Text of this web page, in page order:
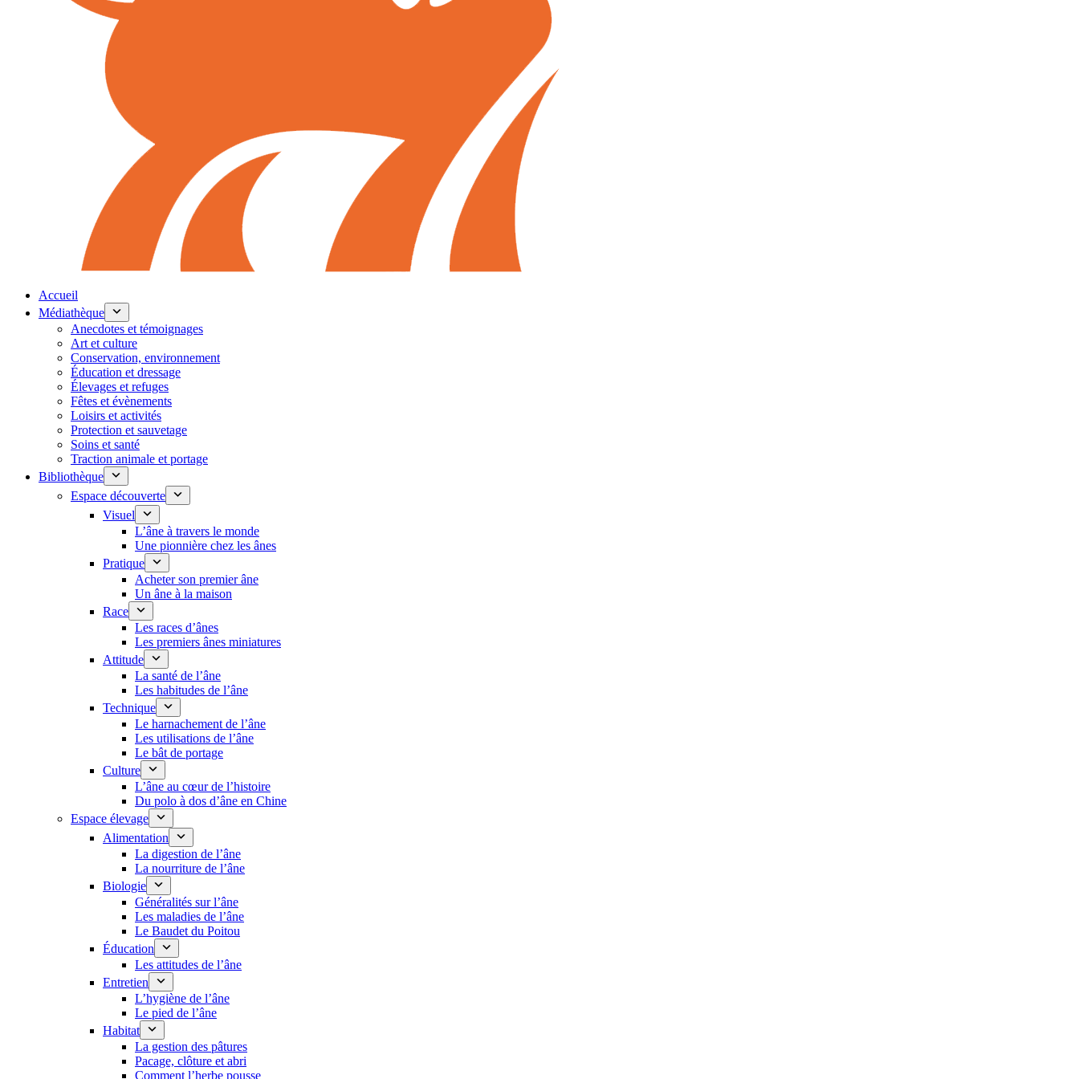
Accueil
Médiathèque
Anecdotes et témoignages
Art et culture
Conservation, environnement
Éducation et dressage
Élevages et refuges
Fêtes et évènements
Loisirs et activités
Protection et sauvetage
Soins et santé
Traction animale et portage
Bibliothèque
Espace découverte
Visuel
L’âne à travers le monde
Une pionnière chez les ânes
Pratique
Acheter son premier âne
Un âne à la maison
Race
Les races d’ânes
Les premiers ânes miniatures
Attitude
La santé de l’âne
Les habitudes de l’âne
Technique
Le harnachement de l’âne
Les utilisations de l’âne
Le bât de portage
Culture
L’âne au cœur de l’histoire
Du polo à dos d’âne en Chine
Espace élevage
Alimentation
La digestion de l’âne
La nourriture de l’âne
Biologie
Généralités sur l’âne
Les maladies de l’âne
Le Baudet du Poitou
Éducation
Les attitudes de l’âne
Entretien
L’hygiène de l’âne
Le pied de l’âne
Habitat
La gestion des pâtures
Pacage, clôture et abri
Comment l’herbe pousse